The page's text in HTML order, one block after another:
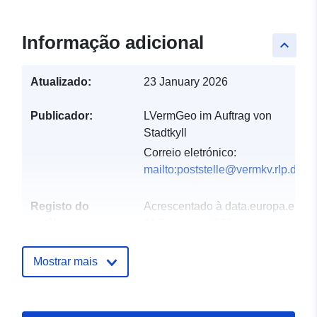
keyboard_arrow_up
Informação adicional
Atualizado: 23 January 2026
Publicador:
LVermGeo im Auftrag von
Stadtkyll
Correio eletrónico:
mailto:poststelle@vermkv.rlp.de
Registo do
Acrescentado à data.europa.eu:
50.3536 ], [ 6.52893,
Mostrar mais